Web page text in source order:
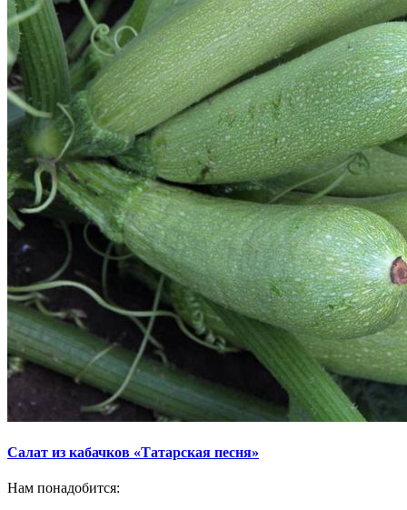
Салат из кабачков «Татарская песня»
Нам понадобится: